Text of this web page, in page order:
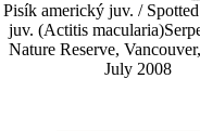
Pisík americký juv. /
juv. (Actitis macularia)
Nature Reserve,
July 2008